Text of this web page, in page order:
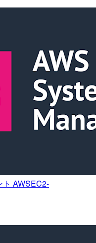
ト AWSEC2-